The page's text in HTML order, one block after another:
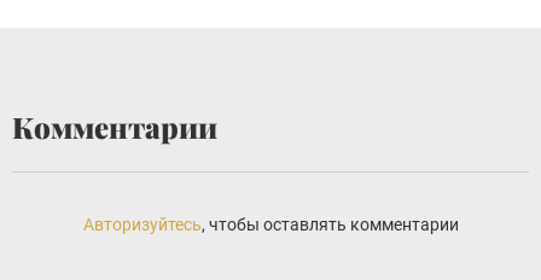
Комментарии
Авторизуйтесь, чтобы оставлять комментарии